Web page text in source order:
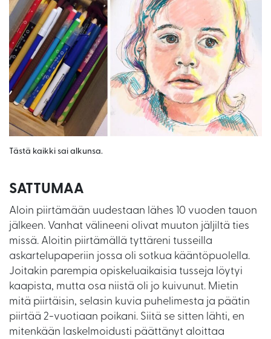
Tästä kaikki sai alkunsa.
SATTUMAA
Aloin piirtämään uudestaan lähes 10 vuoden tauon
jälkeen. Vanhat välineeni olivat muuton jäljiltä ties
missä. Aloitin piirtämällä tyttäreni tusseilla
askartelupaperiin jossa oli sotkua kääntöpuolella.
Joitakin parempia opiskeluaikaisia tusseja löytyi
kaapista, mutta osa niistä oli jo kuivunut. Mietin
mitä piirtäisin, selasin kuvia puhelimesta ja päätin
piirtää 2-vuotiaan poikani. Siitä se sitten lähti, en
mitenkään laskelmoidusti päättänyt aloittaa